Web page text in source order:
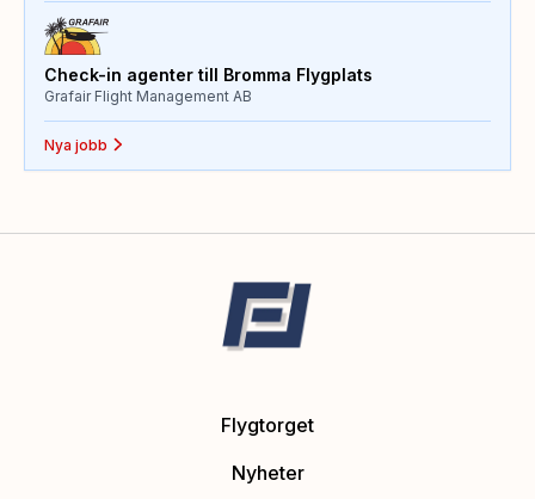
Check-in agenter till Bromma Flygplats
Grafair Flight Management AB
Nya jobb
Flygtorget
Nyheter